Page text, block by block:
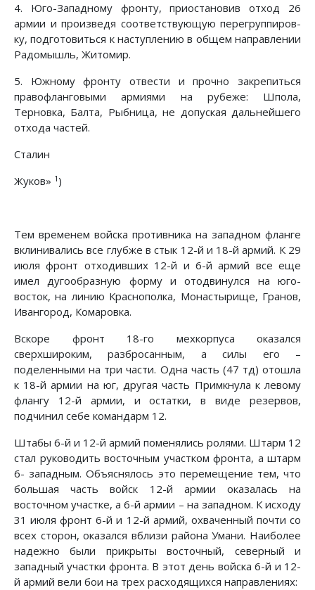
4. Юго-Западному фронту, приостановив отход 26
армии и произведя соответствующую перегруппиров­
ку, подготовиться к наступлению в общем направлении
Радомышль, Житомир.
5. Южному фронту отвести и прочно закрепиться
правофланговыми армиями на рубеже: Шпола,
Терновка, Балта, Рыбница, не допуская дальнейшего
отхода частей.
Сталин
Жуков» 1)
Тем временем войска противника на западном фланге
вклинивались все глубже в стык 12-й и 18-й армий. К 29
июля фронт отходивших 12-й и 6-й армий все еще
имел дугообраз­ную форму и отодвинулся на юго-
восток, на линию Краснополка, Монастырище, Гранов,
Ивангород, Комаровка.
Вскоре фронт 18-го мехкорпуса оказался
сверхшироким, разбросанным, а силы его –
поделенными на три части. Одна часть (47 тд) отошла
к 18-й армии на юг, другая часть Примкнула к левому
флангу 12-й армии, и остатки, в виде резервов,
подчинил себе командарм 12.
Штабы 6-й и 12-й армий поменялись ролями. Штарм 12
стал руководить восточным участком фронта, а штарм
6- западным. Объяснялось это перемещение тем, что
большая часть войск 12-й армии оказалась на
восточном участке, а 6-й армии – на западном. К исходу
31 июля фронт 6-й и 12-й армий, охваченный почти со
всех сторон, оказался вбли­зи района Умани. Наиболее
надежно были прикрыты восточ­ный, северный и
западный участки фронта. В этот день вой­ска 6-й и 12-
й армий вели бои на трех расходящихся направ­лениях: